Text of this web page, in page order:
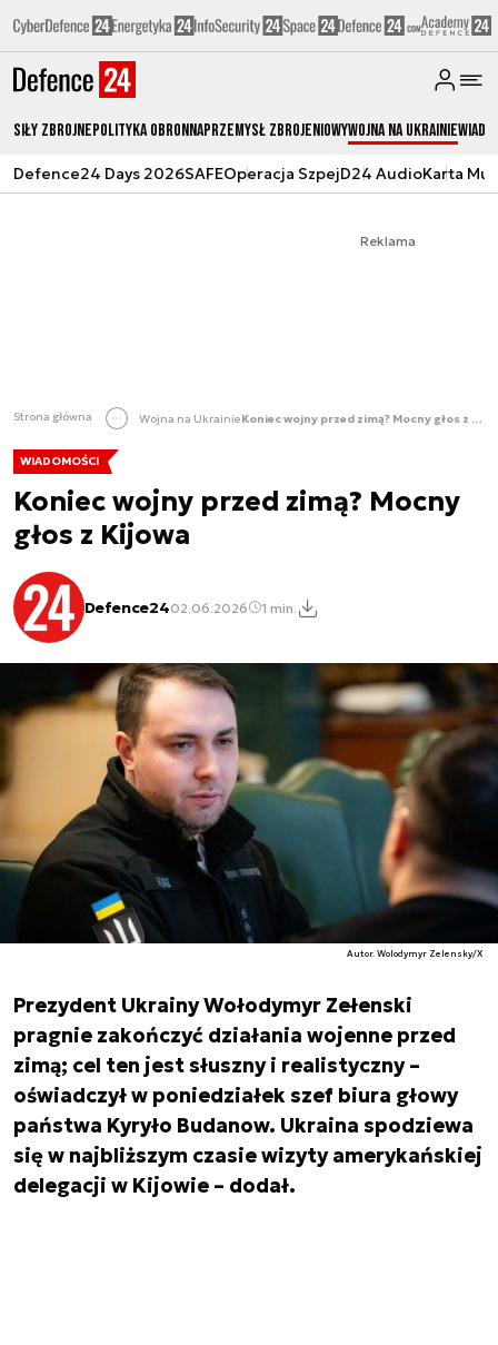
Siły zbrojnePolityka obronnaPrzemysł ZbrojeniowyWojna na Ukrainie
Defence24 Days 2026SAFEOperacja SzpejD24 AudioKarta
Reklama
Strona główna Wojna na Ukrainie Koniec wojny przed zimą? Mocny głos z Kijowa
WIADOMOŚCI
Koniec wojny przed zimą? Mocny
głos z Kijowa
Defence2402.06.2026 1 min.
Autor. Wolodymyr Zelensky/X
Prezydent Ukrainy Wołodymyr Zełenski
pragnie zakończyć działania wojenne przed
zimą; cel ten jest słuszny i realistyczny –
oświadczył w poniedziałek szef biura głowy
państwa Kyryło Budanow. Ukraina spodziewa
się w najbliższym czasie wizyty amerykańskiej
delegacji w Kijowie – dodał.